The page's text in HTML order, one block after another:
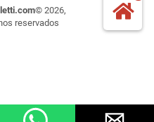
© 2026,
reservados